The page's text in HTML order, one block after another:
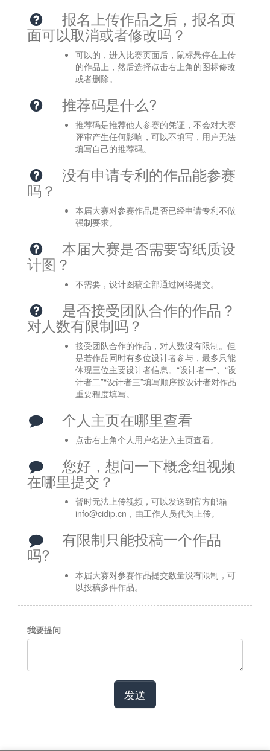
报名上传作品之后，报名页
面可以取消或者修改吗？
可以的，进入比赛页面后，鼠标悬停在上传
的作品上，然后选择点击右上角的图标修改
或者删除。
推荐码是什么?
推荐码是推荐他人参赛的凭证，不会对大赛
评审产生任何影响，可以不填写，用户无法
填写自己的推荐码。
没有申请专利的作品能参赛
吗？
本届大赛对参赛作品是否已经申请专利不做
强制要求。
本届大赛是否需要寄纸质设
计图？
不需要，设计图稿全部通过网络提交。
是否接受团队合作的作品？
对人数有限制吗？
接受团队合作的作品，对人数没有限制。但
是若作品同时有多位设计者参与，最多只能
体现三位主要设计者信息。“设计者一”、“设
计者二”“设计者三”填写顺序按设计者对作品
重要程度填写。
个人主页在哪里查看
点击右上角个人用户名进入主页查看。
您好，想问一下概念组视频
在哪里提交？
暂时无法上传视频，可以发送到官方邮箱
info@cidip.cn，由工作人员代为上传。
有限制只能投稿一个作品
吗?
本届大赛对参赛作品提交数量没有限制，可
以投稿多件作品。
我要提问